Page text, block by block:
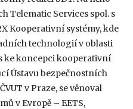
Telematic Services spol. s
Kooperativní systémy, kde
technologií v oblasti
ke koncepci kooperativní
Ústavu bezpečnostních
v Praze, se věnoval
v Evropě – EETS,